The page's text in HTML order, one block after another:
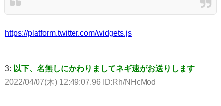
https://platform.twitter.com/widgets.js
3: 以下、名無しにかわりましてネギ速がお送りします
2022/04/07(木) 12:49:07.96 ID:Rh/NHcMod